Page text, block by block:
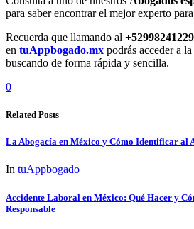
para saber encontrar el mejor experto
Recuerda que llamando al
en tuAppbogado.mx podrás acceder a
buscando de forma rápida y sencilla.
0
Related Posts
La Abogacía en México y Cómo Identificar al
In tuAppbogado
Accidente Laboral en México: Qué Hacer y
Responsable